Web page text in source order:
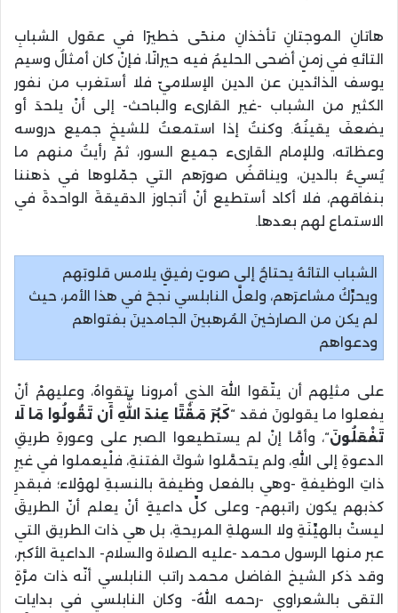
هاتانِ الموجتانِ تأخذانِ منحًى خطيرًا في عقول الشبابِ
التائهِ في زمنٍ أضحى الحليمُ فيه حيرانًا، فإنْ كان أمثالُ وسيم
يوسف الذائدين عن الدين الإسلاميّ فلا أستغرب من نفور
الكثير من الشباب -غير القارىء والباحث- إلى أنْ يلحدَ أو
يضعفَ يقينُهُ. وكنتُ إذا استمعتُ للشيخِ جميع دروسه
وعظاته، وللإمام القارىء جميع السور، ثمّ رأيتُ منهم ما
يُسيءُ بالدين، ويناقضُ صورَهم التي جمّلوها في ذهننا
بنفاقهم، فلا أكاد أستطيع أنْ أتجاوز الدقيقةَ الواحدةَ في
الاستماع لهم بعدها.
الشباب التائهُ يحتاجُ إلى صوتٍ رفيقٍ يلامس قلوبَهم
ويحرِّكُ مشاعرَهم، ولعلَّ النابلسي نجحَ في هذا الأمر، حيث
لم يكن من الصارخينَ المُرهبينَ الجامدينَ بفتواهم
ودعواهم
على مثلِهم أن يتّقوا اللهَ الذي أمرونا بتقواهُ، وعليهمْ أنْ
يفعلوا ما يقولونَ فقد “كَبُرَ مَقْتًا عِندَ اللَّهِ أَن تَقُولُوا مَا لَا
تَفْعَلُونَ“، وأمَّا إنْ لم يستطيعوا الصبر على وعورةِ طريقِ
الدعوةِ إلى اللهِ، ولم يتحمَّلوا شوكَ الفتنةِ، فلْيعملوا في غيرِ
ذاتِ الوظيفةِ -وهي بالفعل وظيفة بالنسبةِ لهؤلاء؛ فبقدرِ
كذبهم يكون راتبهم- وعلى كلِّ داعيةٍ أنْ يعلم أنّ الطريقَ
ليستْ بالهيِّنَةِ ولا السهلةِ المريحةِ، بل هي ذات الطريق التي
عبر منها الرسول محمد -عليه الصلاة والسلام- الداعية الأكبر،
وقد ذكر الشيخ الفاضل محمد راتب النابلسي أنّه ذات مرَّةٍ
التقى بالشعراوي -رحمه اللهُ- وكان النابلسي في بدايات